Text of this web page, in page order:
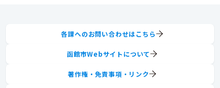
各課へのお問い合わせはこちら
函館市Webサイトについて
著作権・免責事項・リンク